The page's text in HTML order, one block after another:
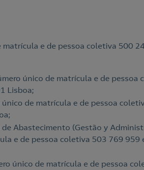
e de pessoa coletiva 500
único de matrícula e de
Lisboa;
de matrícula e de pessoa
Abastecimento (Gestão y
e de pessoa coletiva 503 769 959
único de matrícula e de pessoa